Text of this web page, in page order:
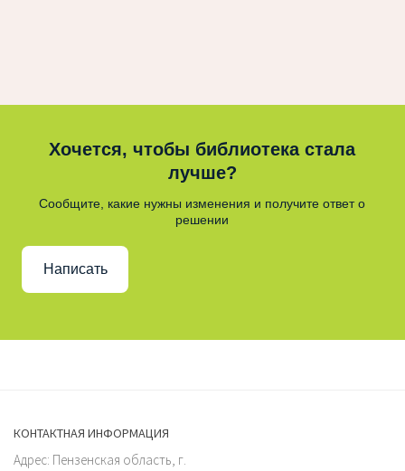
Хочется, чтобы библиотека стала
лучше?
Сообщите, какие нужны изменения и получите ответ о
решении
Написать
КОНТАКТНАЯ ИНФОРМАЦИЯ
Адрес: Пензенская область, г.